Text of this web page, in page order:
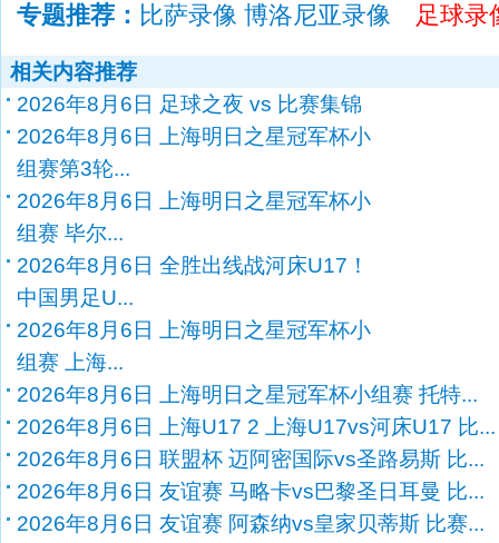
专题推荐： 比萨录像 博洛尼亚录像 足球录
相关内容推荐
2026年8月6日 足球之夜 vs 比赛集锦
2026年8月6日 上海明日之星冠军杯小
组赛第3轮...
2026年8月6日 上海明日之星冠军杯小
组赛 毕尔...
2026年8月6日 全胜出线战河床U17！
中国男足U...
2026年8月6日 上海明日之星冠军杯小
组赛 上海...
2026年8月6日 上海明日之星冠军杯小组赛 托特...
2026年8月6日 上海U17 2 上海U17vs河床U17 比...
2026年8月6日 联盟杯 迈阿密国际vs圣路易斯 比...
2026年8月6日 友谊赛 马略卡vs巴黎圣日耳曼 比...
2026年8月6日 友谊赛 阿森纳vs皇家贝蒂斯 比赛...